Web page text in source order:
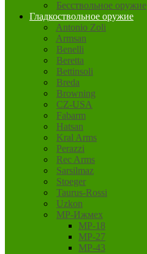
Бесствольное оружие
Гладкоствольное оружие
Antonio Zoli
Armsan
Benelli
Beretta
Bettinsoli
Breda
Browning
CZ-USA
Fabarm
Hatsan
Kral Arms
Perazzi
Rec Arms
Sarsilmaz
Stoeger
Taurus-Rossi
Uzkon
MP-Ижмех
MP-18
MP-27
MP-43